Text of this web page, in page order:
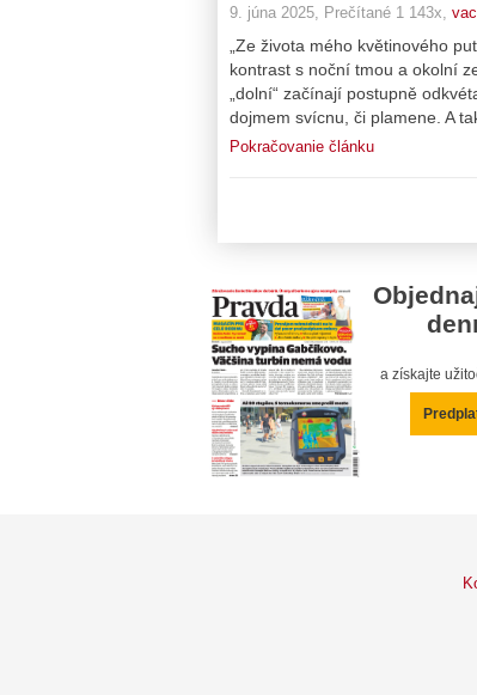
9. júna 2025, Prečítané 1 143x,
„Ze života mého květinového
kontrast s noční tmou a okolní
„dolní“ začínají postupně
dojmem svícnu, či plamene. A
Pokračovanie článku
a získajte